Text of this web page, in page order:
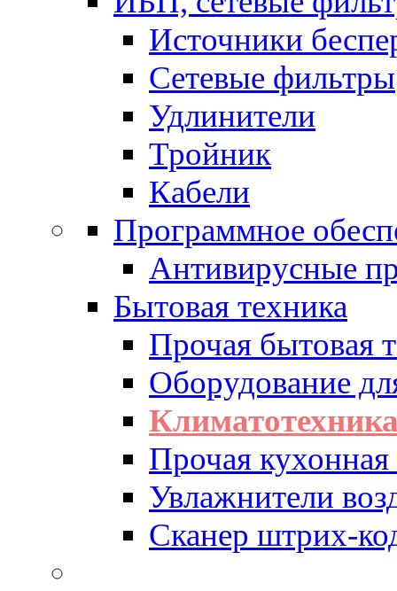
Источники
Сетевые фильтры
Удлинители
Тройник
Кабели
Программное
Антивирусные
Бытовая техника
Прочая бытовая
Оборудование
Прочая кухонная
Увлажнители
Сканер штрих-